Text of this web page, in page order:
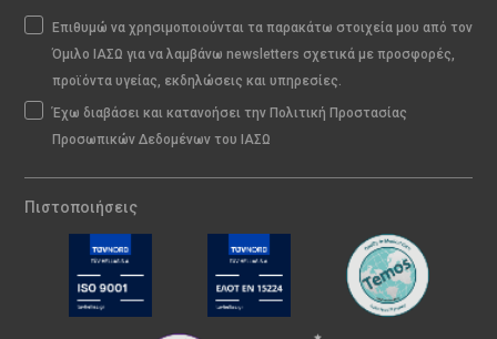
Επιθυμώ να χρησιμοποιούνται τα παρακάτω στοιχεία μου από τον
Όμιλο ΙΑΣΩ για να λαμβάνω newsletters σχετικά με προσφορές,
προϊόντα υγείας, εκδηλώσεις και υπηρεσίες.
Έχω διαβάσει και κατανοήσει την Πολιτική Προστασίας
Προσωπικών Δεδομένων του ΙΑΣΩ
Πιστοποιήσεις